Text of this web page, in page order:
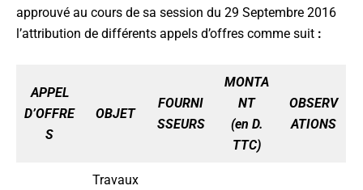
approuvé au cours de sa session du 29 Septembre 2016
l’attribution de différents appels d’offres comme suit :
APPEL
D’OFFRE
S
OBJET
FOURNI
SSEURS
MONTA
NT
(en D.
TTC)
OBSERV
ATIONS
Travaux